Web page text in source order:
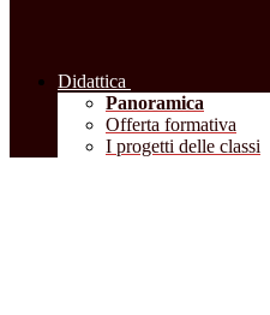
Didattica
Panoramica
Offerta formativa
I progetti delle classi